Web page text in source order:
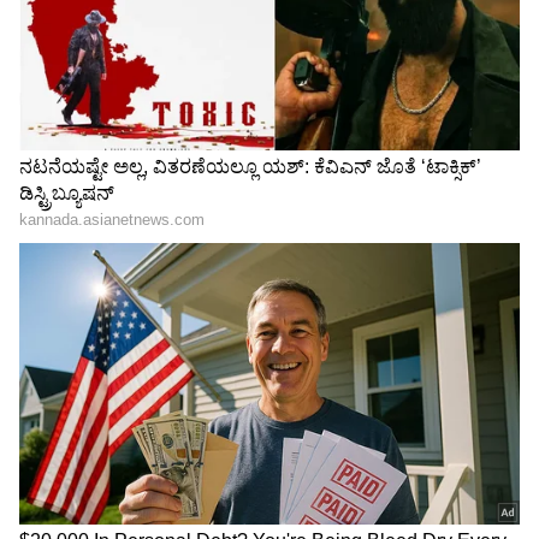
ಈ ವರದಿಯ ಅತ್ಯಂತ ಗಂಭೀರ ಅಂಶವೆಂದರೆ ಟಿವಿ
ಜಾಹೀರಾತುದಾರರ ಪಾಲ್ಗೊಳ್ಳುವಿಕೆಯಲ್ಲಿ ಉಂಟಾಗಿರುವ ಶೇ.
31ರಷ್ಟು ಕುಸಿತ. ಫ್ಯಾಂಟಸಿ ಗೇಮಿಂಗ್ ಮತ್ತು ಬೆಟ್ಟಿಂಗ್
ಆ್ಯಪ್‌ಗಳ ಮೇಲಿನ ನಿರ್ಬಂಧಗಳು ಈ ಕುಸಿತಕ್ಕೆ ಪ್ರಮುಖ
ಕಾರಣಗಳಾಗಿವೆ. ಅಲ್ಲದೆ, ಬ್ರ್ಯಾಂಡ್‌ಗಳು ಈಗ ಟಿವಿಗಿಂತ
ಹೆಚ್ಚಾಗಿ ಡಿಜಿಟಲ್ ಅಭಿಯಾನಗಳು ಮತ್ತು ಇನ್‌ಫ್ಲುಯೆನ್ಸರ್
ಮಾರ್ಕೆಟಿಂಗ್‌ಗೆ ಹೆಚ್ಚಿನ ಒತ್ತು ನೀಡುತ್ತಿವೆ.
ಬದಲಾದ ವೀಕ್ಷಣಾ ಶೈಲಿ
ಯುವ ವೀಕ್ಷಕರು ಈಗ ಟಿವಿ ಮುಂದೆ ಸತತ ನಾಲ್ಕು ಗಂಟೆಗಳ
ಗುಜರಾತ್ ಟೈಟಾನ್ಸ್ ಎದುರಿನ
ಹೈವೋಲ್ಟೇಜ್‌ ಮ್ಯಾಚ್‌ಗೂ
ಮೊದಲು ಕೊಹ್ಲಿ ವಿಚಾರವಾಗಿ
ಶುರುವಾಯ್ತು ಆರ್‌ಸಿಬಿಗೆ ಹೊಸ
ಟೆನ್ಶನ್!
ಆರ್‌ಸಿಬಿ ಗುಜರಾತ್ ಕ್ವಾಲಿಫೈಯರ್
ಪಂದ್ಯದ ಭವಿಷ್ಯ ನುಡಿದ ಟೀಂ
ಇಂಡಿಯಾ ಮಾಜಿ ಕ್ರಿಕೆಟಿಗ
LATEST VIDEOS